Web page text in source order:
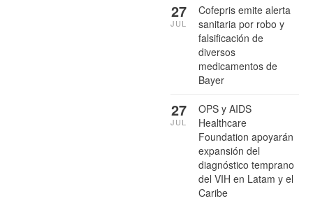
Cofepris emite alerta
sanitaria por robo y
falsificación de
diversos
medicamentos de
Bayer
27
JUL
OPS y AIDS
Healthcare
Foundation apoyarán
expansión del
diagnóstico temprano
del VIH en Latam y el
Caribe
27
JUL